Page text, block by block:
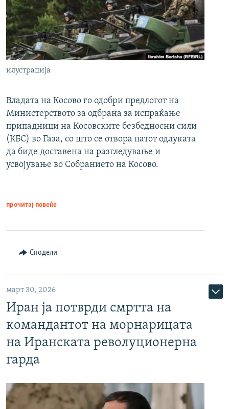
илустрација
Владата на Косово го одобри предлогот на
Министерството за одбрана за испраќање
припадници на Косовските безбедносни сили
(КБС) во Газа, со што се отвора патот одлуката
да биде доставена на разгледување и
усвојување во Собранието на Косово.
прочитај повеќе
Сподели
март 30, 2026
Иран ја потврди смртта на
командантот на морнарицата
на Иранската револуционерна
гарда